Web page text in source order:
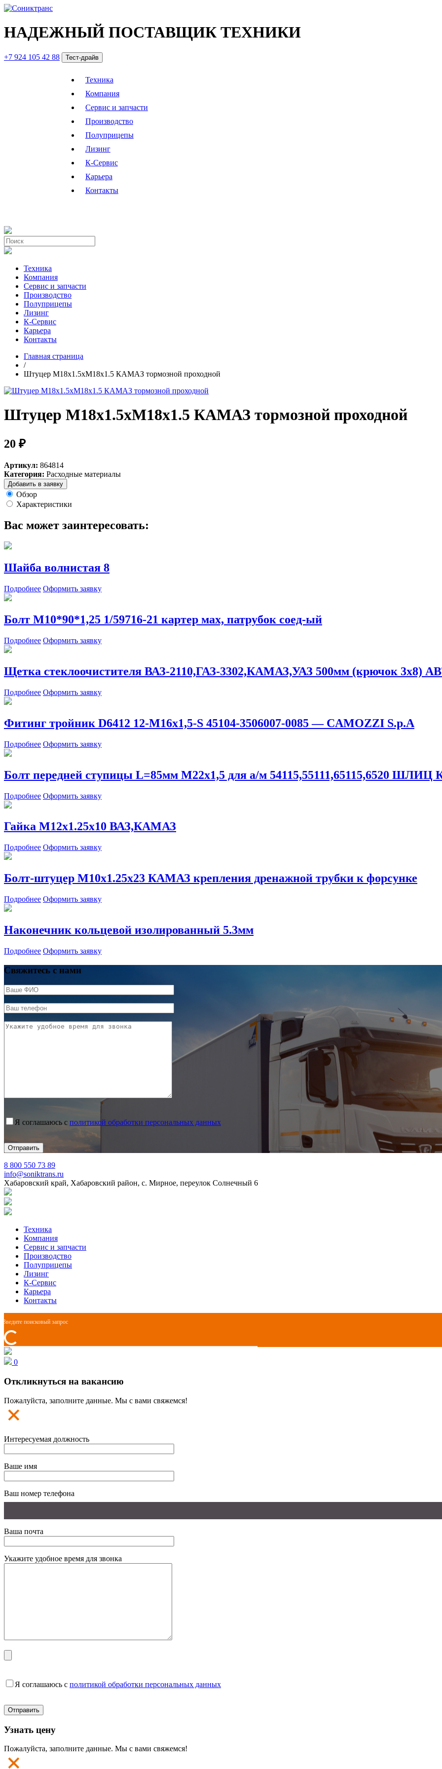
НАДЕЖНЫЙ ПОСТАВЩИК ТЕХНИКИ
+7 924 105 42 88 Тест-драйв
Техника
Компания
Сервис и запчасти
Производство
Полуприцепы
Лизинг
К-Сервис
Карьера
Контакты
Техника
Компания
Сервис и запчасти
Производство
Полуприцепы
Лизинг
К-Сервис
Карьера
Контакты
Главная страница
/
Штуцер М18х1.5хМ18х1.5 КАМАЗ тормозной проходной
Штуцер М18х1.5хМ18х1.5 КАМАЗ тормозной проходной
20 ₽
Артикул: 864814
Категория: Расходные материалы
Добавить в заявку
Обзор
Характеристики
Вас может заинтересовать:
Шайба волнистая 8
Подробнее Оформить заявку
Болт М10*90*1,25 1/59716-21 картер мах, патрубок соед-ый
Подробнее Оформить заявку
Щетка стеклоочистителя ВАЗ-2110,ГАЗ-3302,КАМАЗ,УАЗ 500мм (крючок 3х8)
Подробнее Оформить заявку
Фитинг тройник D6412 12-М16х1,5-S 45104-3506007-0085 — CAMOZZI S.p.A
Подробнее Оформить заявку
Болт передней ступицы L=85мм М22х1,5 для а/м 54115,55111,65115,6520
Подробнее Оформить заявку
Гайка М12х1.25х10 ВАЗ,КАМАЗ
Подробнее Оформить заявку
Болт-штуцер М10х1.25х23 КАМАЗ крепления дренажной трубки к форсунке
Подробнее Оформить заявку
Наконечник кольцевой изолированный 5.3мм
Подробнее Оформить заявку
Свяжитесь с нами
Я соглашаюсь с политикой обработки персональных данных
8 800 550 73 89
info@soniktrans.ru
Хабаровский край, Хабаровский район, с. Мирное, переулок Солнечный 6
Техника
Компания
Сервис и запчасти
Производство
Полуприцепы
Лизинг
К-Сервис
Карьера
Контакты
0
Откликнуться на вакансию
Пожалуйста, заполните данные. Мы с вами свяжемся!
Интересуемая должность
Ваше имя
Ваш номер телефона
Ваша почта
Укажите удобное время для звонка
Я соглашаюсь с политикой обработки персональных данных
Узнать цену
Пожалуйста, заполните данные. Мы с вами свяжемся!